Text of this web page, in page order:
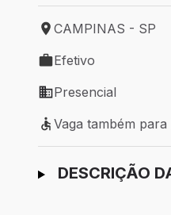
Local de trabalho:
CAMPINAS - SP
Tipo de vaga: Efetivo
Efetivo
Modelo de trabalho:
Presencial
Vaga também para
Vaga também para
Ir para candidatura
DESCRIÇÃO